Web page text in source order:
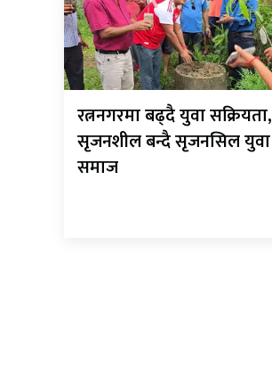
रत्ननगरमा बढ्दै युवा सक्रियता,
सृजनशील बन्दै सृजनसिल युवा
समाज